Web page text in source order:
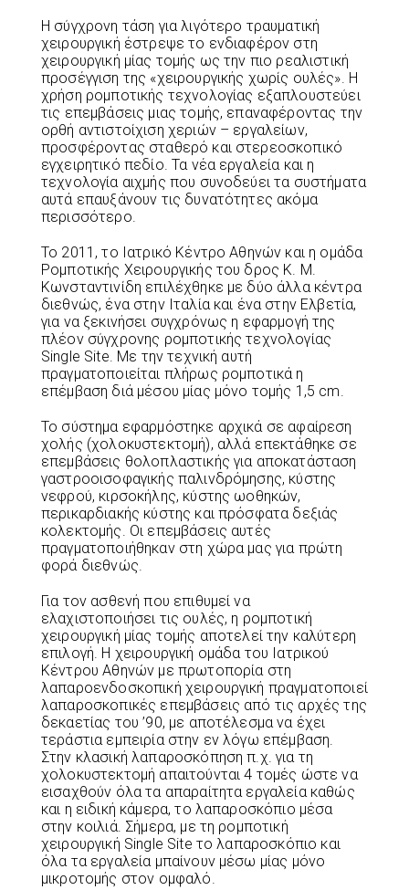
Η σύγχρονη τάση για λιγότερο τραυματική
χειρουργική έστρεψε το ενδιαφέρον στη
χειρουργική μίας τομής ως την πιο ρεαλιστική
προσέγγιση της «χειρουργικής χωρίς ουλές». Η
χρήση ρομποτικής τεχνολογίας εξαπλουστεύει
τις επεμβάσεις μιας τομής, επαναφέροντας την
ορθή αντιστοίχιση χεριών – εργαλείων,
προσφέροντας σταθερό και στερεοσκοπικό
εγχειρητικό πεδίο. Τα νέα εργαλεία και η
τεχνολογία αιχμής που συνοδεύει τα συστήματα
αυτά επαυξάνουν τις δυνατότητες ακόμα
περισσότερο.
Το 2011, το Ιατρικό Κέντρο Αθηνών και η ομάδα
Ρομποτικής Χειρουργικής του δρος Κ. Μ.
Κωνσταντινίδη επιλέχθηκε με δύο άλλα κέντρα
διεθνώς, ένα στην Ιταλία και ένα στην Ελβετία,
για να ξεκινήσει συγχρόνως η εφαρμογή της
πλέον σύγχρονης ρομποτικής τεχνολογίας
Single Site. Με την τεχνική αυτή
πραγματοποιείται πλήρως ρομποτικά η
επέμβαση διά μέσου μίας μόνο τομής 1,5 cm.
Το σύστημα εφαρμόστηκε αρχικά σε αφαίρεση
χολής (χολοκυστεκτομή), αλλά επεκτάθηκε σε
επεμβάσεις θολοπλαστικής για αποκατάσταση
γαστροοισοφαγικής παλινδρόμησης, κύστης
νεφρού, κιρσοκήλης, κύστης ωοθηκών,
περικαρδιακής κύστης και πρόσφατα δεξιάς
κολεκτομής. Οι επεμβάσεις αυτές
πραγματοποιήθηκαν στη χώρα μας για πρώτη
φορά διεθνώς.
Για τον ασθενή που επιθυμεί να
ελαχιστοποιήσει τις ουλές, η ρομποτική
χειρουργική μίας τομής αποτελεί την καλύτερη
επιλογή. Η χειρουργική ομάδα του Ιατρικού
Κέντρου Αθηνών με πρωτοπορία στη
λαπαροενδοσκοπική χειρουργική πραγματοποιεί
λαπαροσκοπικές επεμβάσεις από τις αρχές της
δεκαετίας του ’90, με αποτέλεσμα να έχει
τεράστια εμπειρία στην εν λόγω επέμβαση.
Στην κλασική λαπαροσκόπηση π.χ. για τη
χολοκυστεκτομή απαιτούνται 4 τομές ώστε να
εισαχθούν όλα τα απαραίτητα εργαλεία καθώς
και η ειδική κάμερα, το λαπαροσκόπιο μέσα
στην κοιλιά. Σήμερα, με τη ρομποτική
χειρουργική Single Site το λαπαροσκόπιο και
όλα τα εργαλεία μπαίνουν μέσω μίας μόνο
μικροτομής στον ομφαλό.